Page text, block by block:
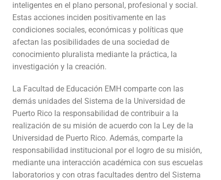
inteligentes en el plano personal, profesional y social.
Estas acciones inciden positivamente en las
condiciones sociales, económicas y políticas que
afectan las posibilidades de una sociedad de
conocimiento pluralista mediante la práctica, la
investigación y la creación.
La Facultad de Educación EMH comparte con las
demás unidades del Sistema de la Universidad de
Puerto Rico la responsabilidad de contribuir a la
realización de su misión de acuerdo con la Ley de la
Universidad de Puerto Rico. Además, comparte la
responsabilidad institucional por el logro de su misión,
mediante una interacción académica con sus escuelas
laboratorios y con otras facultades dentro del Sistema